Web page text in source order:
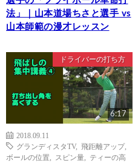
法」｜山本道場ちさと選手 vs
山本師範の漫才レッスン
ドライバーの打ち方
6:17
2018.09.11
グランディスタTV, 飛距離アップ,
ボールの位置
スピン量
ティーの高